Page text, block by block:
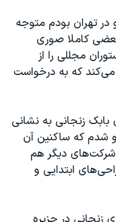
تهران بودم متوجه
کاملا صوری
مجللی را از
که به درخواست
زنجانی به نشانی
شدم که ساکنین آن
شرکت‌های دیگر هم
ابتدایی و